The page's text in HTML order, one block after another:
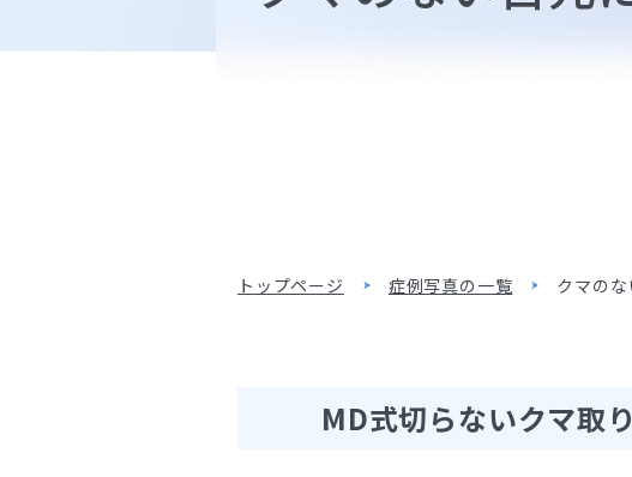
トップページ 症例写真の一覧 クマの
MD式切らないクマ取